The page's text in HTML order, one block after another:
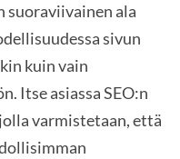
suoraviivainen ala
sivun
kuin vain
Itse asiassa SEO:n
varmistetaan, että